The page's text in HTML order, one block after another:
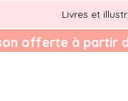
Livres et
offerte à partir